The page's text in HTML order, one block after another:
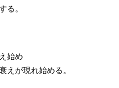
る。
始め
えが現れ始める。